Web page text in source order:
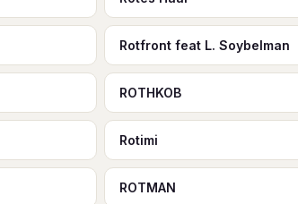
Rotfront feat L. Soybelman
ROTHKOB
Rotimi
ROTMAN